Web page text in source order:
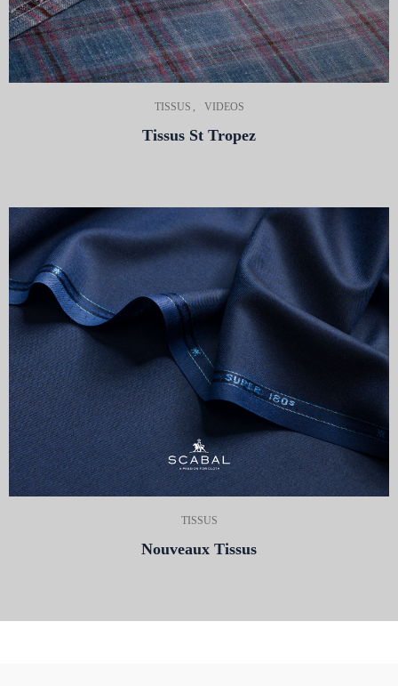
TISSUS VIDEOS
Tissus St Tropez
TISSUS
Nouveaux Tissus